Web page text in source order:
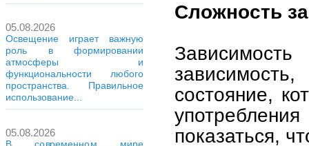
05.08.2026
Освещение играет важную
роль в формировании
атмосферы и
функциональности любого
пространства. Правильное
использование...
05.08.2026
Сложность
состояние,
показаться,